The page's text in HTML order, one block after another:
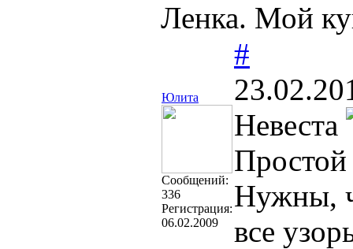
Ленка. Мой
Юлита
Cообщений:
336
Регистрация:
06.02.2009
#
Невеста
Простой
Нужны,
все